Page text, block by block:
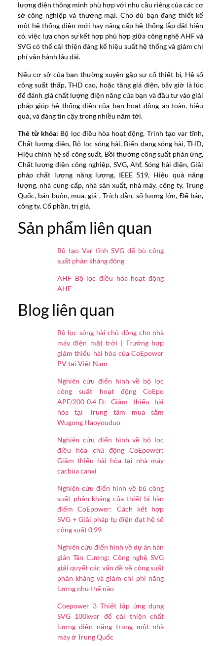
lượng điện thông minh phù hợp với nhu cầu riêng của các cơ
sở công nghiệp và thương mại. Cho dù bạn đang thiết kế
một hệ thống điện mới hay nâng cấp hệ thống lắp đặt hiện
có, việc lựa chọn sự kết hợp phù hợp giữa công nghệ AHF và
SVG có thể cải thiện đáng kể hiệu suất hệ thống và giảm chi
phí vận hành lâu dài.
Nếu cơ sở của bạn thường xuyên gặp sự cố thiết bị, Hệ số
công suất thấp, THD cao, hoặc tăng giá điện, bây giờ là lúc
để đánh giá chất lượng điện năng của bạn và đầu tư vào giải
pháp giúp hệ thống điện của bạn hoạt động an toàn, hiệu
quả, và đáng tin cậy trong nhiều năm tới.
Thẻ từ khóa: Bộ lọc điều hòa hoạt động, Trình tạo var tĩnh,
Chất lượng điện, Bộ lọc sóng hài, Biến dạng sóng hài, THD,
Hiệu chỉnh hệ số công suất, Bồi thường công suất phản ứng,
Chất lượng điện công nghiệp, SVG, Ahf, Sóng hài điện, Giải
pháp chất lượng năng lượng, IEEE 519, Hiệu quả năng
lượng, nhà cung cấp, nhà sản xuất, nhà máy, công ty, Trung
Quốc, bán buôn, mua, giá , Trích dẫn, số lượng lớn, Để bán,
công ty, Cổ phần, trị giá.
Sản phẩm liên quan
Bộ tạo Var tĩnh SVG để bù công
suất phản kháng động
AHF Bộ lọc điều hòa hoạt động
AHF
Blog liên quan
Bộ lọc sóng hài chủ động cho nhà
máy điện mặt trời | Trường hợp
giảm thiểu hài hòa của CoEpower
PV tại Việt Nam
Nghiên cứu điển hình về bộ lọc
công suất hoạt động CoEpo
APF/200-0.4-D: Giảm thiểu hài
hòa tại Trung tâm mua sắm
Wugong Haoyouduo
Nghiên cứu điển hình về bộ lọc
điều hòa chủ động CoEpower:
Giảm thiểu hài hòa tại nhà máy
cacbua canxi
Nghiên cứu điển hình về bù công
suất phản kháng của thiết bị hàn
điểm CoEpower: Cách kết hợp
SVG + Giải pháp tụ điện đạt hệ số
công suất 0.99
Nghiên cứu điển hình về dự án hàn
giàn Tân Cương: Công nghệ SVG
giải quyết các vấn đề về công suất
phản kháng và giảm chi phí năng
lượng như thế nào
Coepower 3 Thiết lập ứng dụng
SVG 100kvar để cải thiện chất
lượng điện năng trong một nhà
máy ở Trung Quốc